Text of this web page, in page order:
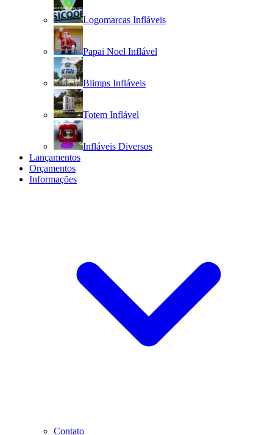
Logomarcas Infláveis
Papai Noel Inflável
Blimps Infláveis
Totem Inflável
Infláveis Diversos
Lançamentos
Orçamentos
Informações
Contato